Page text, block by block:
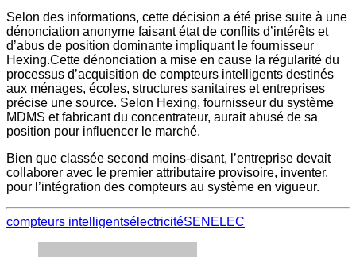
Selon des informations, cette décision a été prise suite à une
dénonciation anonyme faisant état de conflits d’intérêts et
d’abus de position dominante impliquant le fournisseur
Hexing.‎‎Cette dénonciation a mise en cause la régularité du
processus d’acquisition de compteurs intelligents destinés
aux ménages, écoles, structures sanitaires et entreprises
précise une source. ‎‎Selon Hexing, fournisseur du système
MDMS et fabricant du concentrateur, aurait abusé de sa
position pour influencer le marché.
Bien que classée second moins-disant, l’entreprise devait
collaborer avec le premier attributaire provisoire, inventer,
pour l’intégration des compteurs au système en vigueur.‎
compteurs intelligents‎‎‎électricitéSENELEC